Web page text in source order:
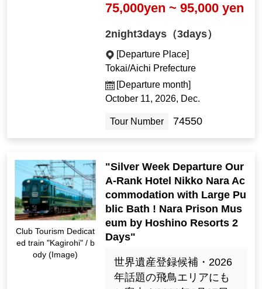
75,000yen ~ 95,000 yen
2night3days（3days）
[Departure Place]
Tokai/Aichi Prefecture
[Departure month]
October 11, 2026, Dec.
Tour Number 74550
Club Tourism Dedicat
ed train "Kagirohi" / b
ody (Image)
"Silver Week Departure Our
A-Rank Hotel Nikko Nara Ac
commodation with Large Pu
blic Bath ! Nara Prison Mus
eum by Hoshino Resorts 2
Days"
世界遺産登録候補・2026
年話題の飛鳥エリアにも